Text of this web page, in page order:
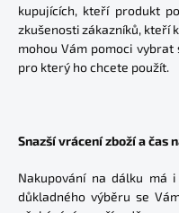
kupujících, kteří produkt
zkušenosti zákazníků, kteří
mohou Vám pomoci
pro který ho chcete použít.
Snazší vrácení zboží a čas
Nakupování na dálku má
důkladného výběru se